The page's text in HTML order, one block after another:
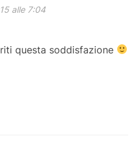
alle 7:04
questa soddisfazione